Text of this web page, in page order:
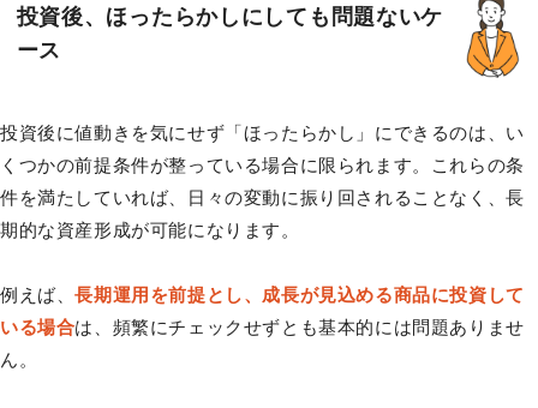
投資後、ほったらかしにしても問題ないケ
ース
投資後に値動きを気にせず「ほったらかし」にできるのは、い
くつかの前提条件が整っている場合に限られます。これらの条
件を満たしていれば、日々の変動に振り回されることなく、長
期的な資産形成が可能になります。
例えば、長期運用を前提とし、成長が見込める商品に投資して
いる場合は、頻繁にチェックせずとも基本的には問題ありませ
ん。